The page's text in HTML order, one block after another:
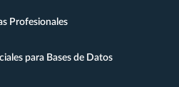
Profesionales
para Bases de Datos